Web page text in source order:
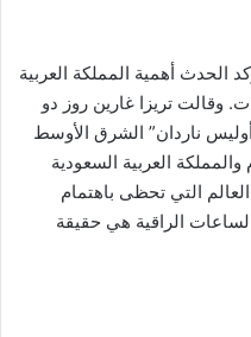
الحدث أهمية المملكة العربية
وقالت تريزا غارين روز دو
ناردان” الشرق الأوسط
العربية السعودية
التي تحظى باهتمام
الراقية هي حقيقة